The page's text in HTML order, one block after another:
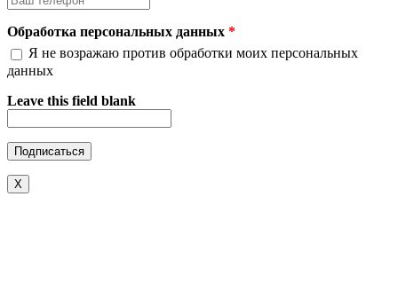
Обработка персональных данных *
Я не возражаю против обработки моих персональных
данных
Leave this field blank
X